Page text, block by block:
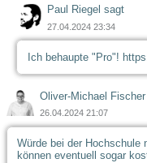
Paul Riegel sagt
27.04.2024 23:34
Ich behaupte "Pro"!
Oliver-Michael
26.04.2024 21:07
Würde bei der Hochschule
können eventuell sogar